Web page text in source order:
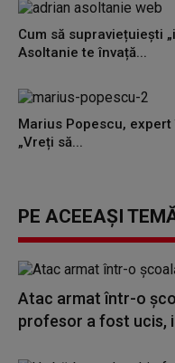
Cum să supraviețuiești
Asoltanie te învață...
Marius Popescu,
„Vreți să...
PE ACEEAȘI
Atac armat într-o
profesor a fost ucis,